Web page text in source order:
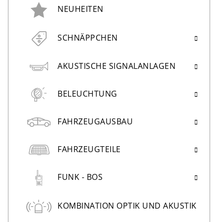
NEUHEITEN
SCHNÄPPCHEN
AKUSTISCHE SIGNALANLAGEN
BELEUCHTUNG
FAHRZEUGAUSBAU
FAHRZEUGTEILE
FUNK - BOS
KOMBINATION OPTIK UND AKUSTIK